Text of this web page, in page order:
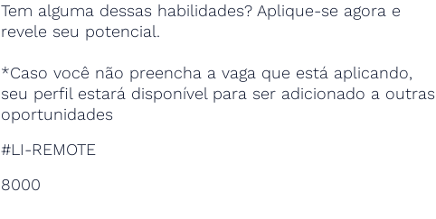
Tem alguma dessas habilidades? Aplique-se agora e
revele seu potencial.
*Caso você não preencha a vaga que está aplicando,
seu perfil estará disponível para ser adicionado a outras
oportunidades
#LI-REMOTE
8000